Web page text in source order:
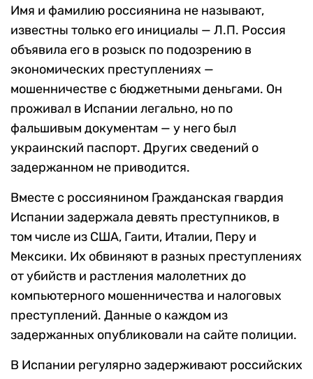
Имя и фамилию россиянина не называют,
известны только его инициалы — Л.П. Россия
объявила его в розыск по подозрению в
экономических преступлениях —
мошенничестве с бюджетными деньгами. Он
проживал в Испании легально, но по
фальшивым документам — у него был
украинский паспорт. Других сведений о
задержанном не приводится.
Вместе с россиянином Гражданская гвардия
Испании задержала девять преступников, в
том числе из США, Гаити, Италии, Перу и
Мексики. Их обвиняют в разных преступлениях
от убийств и растления малолетних до
компьютерного мошенничества и налоговых
преступлений. Данные о каждом из
задержанных опубликовали на сайте полиции.
В Испании регулярно задерживают российских